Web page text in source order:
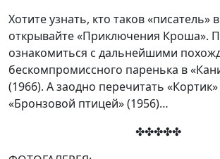
Хотите узнать, кто таков «писатель»
открывайте «Приключения Кроша».
ознакомиться с дальнейшими
бескомпромиссного паренька в
(1966). А заодно перечитать «Кортик»
«Бронзовой птицей» (1956)…
✤✤✤✤✤